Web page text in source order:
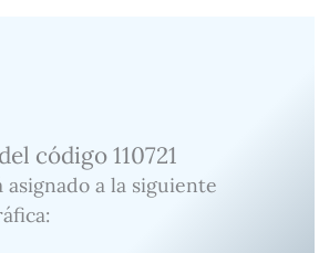
código 110721
asignado a la siguiente